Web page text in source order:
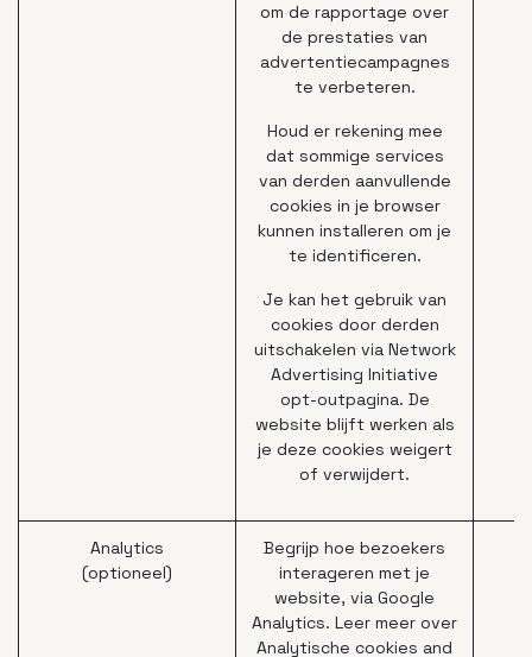
om de rapportage over
de prestaties van
advertentiecampagnes
te verbeteren.
Houd er rekening mee
dat sommige services
van derden aanvullende
cookies in je browser
kunnen installeren om je
te identificeren.
Je kan het gebruik van
cookies door derden
uitschakelen via Network
Advertising Initiative
opt-outpagina. De
website blijft werken als
je deze cookies weigert
of verwijdert.
Analytics
(optioneel)
Begrijp hoe bezoekers
interageren met je
website, via Google
Analytics. Leer meer over
Analytische cookies and